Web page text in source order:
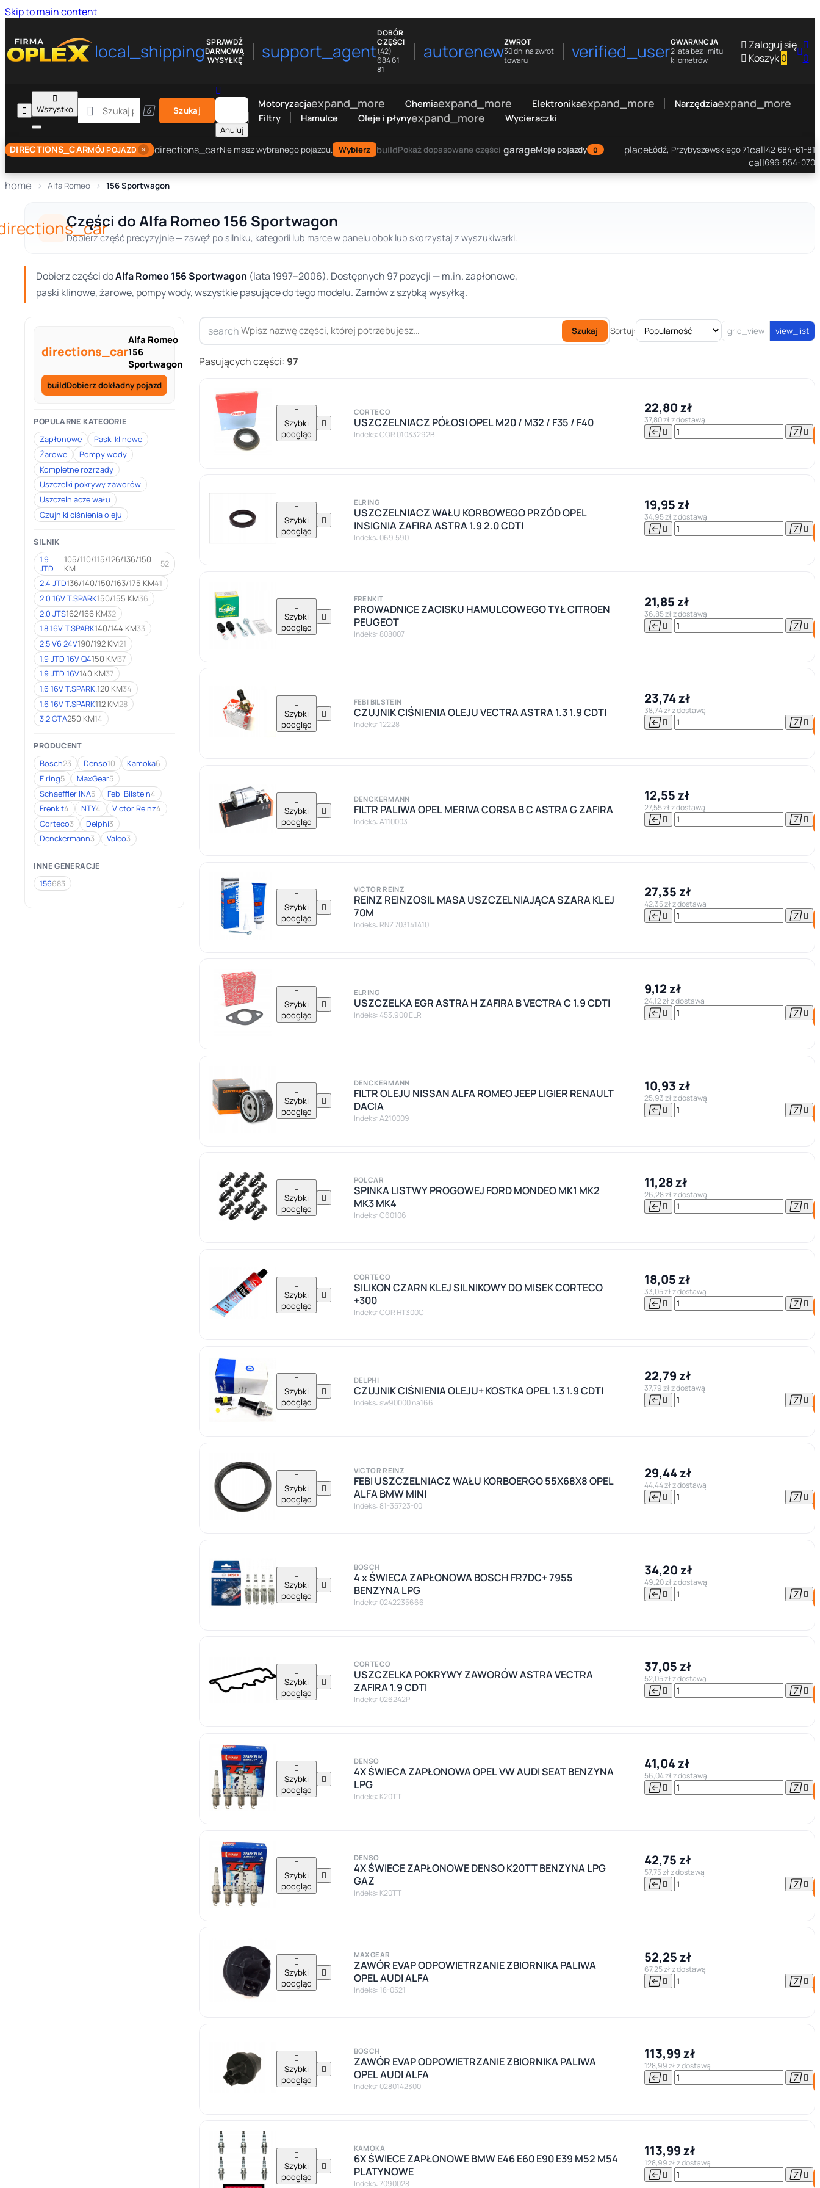
Skip to main content
local_shippingSPRAWDŹ
DARMOWĄ
WYSYŁKĘ
support_agent
DOBÓR
CZĘŚCI
(42)
684 61
81
autorenewZWROT
30 dni na zwrot
towaru
verified_userGWARANCJA
2 lata bez limitu
kilometrów
 Zaloguj się
 Koszyk 0 
0


Wszystko
  Szukaj

Anuluj
Motoryzacjaexpand_more Chemiaexpand_more Elektronikaexpand_more Narzędziaexpand_more
Filtry Hamulce Oleje i płynyexpand_more Wycieraczki
DIRECTIONS_CARMÓJ POJAZD × directions_carNie masz wybranego pojazdu. Wybierz buildPokaż dopasowane części garageMoje pojazdy 0 placeŁódź, Przybyszewskiego 71call42 684-61-81
call696-554-070
home Alfa Romeo 156 Sportwagon
Części do Alfa Romeo 156 Sportwagon
Dobierz część precyzyjnie — zawęź po silniku, kategorii lub marce w panelu obok lub skorzystaj z wyszukiwarki.
Dobierz części doAlfa Romeo 156 Sportwagon (lata 1997–2006). Dostępnych 97 pozycji — m.in. zapłonowe,
paski klinowe, żarowe, pompy wody, wszystkie pasujące do tego modelu. Zamów z szybką wysyłką.
directions_car
Alfa Romeo
156
Sportwagon
buildDobierz dokładny pojazd
POPULARNE KATEGORIE
Zapłonowe
Paski klinowe
Żarowe
Pompy wody
Kompletne rozrządy
Uszczelki pokrywy zaworów
Uszczelniacze wału
Czujniki ciśnienia oleju
SILNIK
1.9
JTD
105/110/115/126/136/150
KM
52
2.4 JTD136/140/150/163/175 KM41
2.0 16V T.SPARK150/155 KM36
2.0 JTS162/166 KM32
1.8 16V T.SPARK140/144 KM33
2.5 V6 24V190/192 KM21
1.9 JTD 16V Q4150 KM37
1.9 JTD 16V140 KM37
1.6 16V T.SPARK.120 KM34
1.6 16V T.SPARK112 KM28
3.2 GTA250 KM14
PRODUCENT
Bosch23 Denso10 Kamoka6
Elring5 MaxGear5
Schaeffler INA5 Febi Bilstein4
Frenkit4 NTY4 Victor Reinz4
Corteco3 Delphi3
Denckermann3 Valeo3
INNE GENERACJE
156683
search Szukaj Sortuj: grid_view view_list
Pasujących części: 97

Szybki
podgląd

CORTECO
USZCZELNIACZ PÓŁOSI OPEL M20 / M32 / F35 / F40
Indeks: COR 01033292B
22,80 zł
37,80 zł z dostawą
   

Szybki
podgląd

ELRING
USZCZELNIACZ WAŁU KORBOWEGO PRZÓD OPEL
INSIGNIA ZAFIRA ASTRA 1.9 2.0 CDTI
Indeks: 069.590
19,95 zł
34,95 zł z dostawą
   

Szybki
podgląd

FRENKIT
PROWADNICE ZACISKU HAMULCOWEGO TYŁ CITROEN
PEUGEOT
Indeks: 808007
21,85 zł
36,85 zł z dostawą
   

Szybki
podgląd

FEBI BILSTEIN
CZUJNIK CIŚNIENIA OLEJU VECTRA ASTRA 1.3 1.9 CDTI
Indeks: 12228
23,74 zł
38,74 zł z dostawą
   

Szybki
podgląd

DENCKERMANN
FILTR PALIWA OPEL MERIVA CORSA B C ASTRA G ZAFIRA
Indeks: A110003
12,55 zł
27,55 zł z dostawą
   

Szybki
podgląd

VICTOR REINZ
REINZ REINZOSIL MASA USZCZELNIAJĄCA SZARA KLEJ
70M
Indeks: RNZ 703141410
27,35 zł
42,35 zł z dostawą
   

Szybki
podgląd

ELRING
USZCZELKA EGR ASTRA H ZAFIRA B VECTRA C 1.9 CDTI
Indeks: 453.900 ELR
9,12 zł
24,12 zł z dostawą
   

Szybki
podgląd

DENCKERMANN
FILTR OLEJU NISSAN ALFA ROMEO JEEP LIGIER RENAULT
DACIA
Indeks: A210009
10,93 zł
25,93 zł z dostawą
   

Szybki
podgląd

POLCAR
SPINKA LISTWY PROGOWEJ FORD MONDEO MK1 MK2
MK3 MK4
Indeks: C60106
11,28 zł
26,28 zł z dostawą
   

Szybki
podgląd

CORTECO
SILIKON CZARN KLEJ SILNIKOWY DO MISEK CORTECO
+300
Indeks: COR HT300C
18,05 zł
33,05 zł z dostawą
   

Szybki
podgląd

DELPHI
CZUJNIK CIŚNIENIA OLEJU+ KOSTKA OPEL 1.3 1.9 CDTI
Indeks: sw90000 na166
22,79 zł
37,79 zł z dostawą
   

Szybki
podgląd

VICTOR REINZ
FEBI USZCZELNIACZ WAŁU KORBOERGO 55X68X8 OPEL
ALFA BMW MINI
Indeks: 81-35723-00
29,44 zł
44,44 zł z dostawą
   

Szybki
podgląd

BOSCH
4 x ŚWIECA ZAPŁONOWA BOSCH FR7DC+ 7955
BENZYNA LPG
Indeks: 0242235666
34,20 zł
49,20 zł z dostawą
   

Szybki
podgląd

CORTECO
USZCZELKA POKRYWY ZAWORÓW ASTRA VECTRA
ZAFIRA 1.9 CDTI
Indeks: 026242P
37,05 zł
52,05 zł z dostawą
   

Szybki
podgląd

DENSO
4X ŚWIECA ZAPŁONOWA OPEL VW AUDI SEAT BENZYNA
LPG
Indeks: K20TT
41,04 zł
56,04 zł z dostawą
   

Szybki
podgląd

DENSO
4X ŚWIECE ZAPŁONOWE DENSO K20TT BENZYNA LPG
GAZ
Indeks: K20TT
42,75 zł
57,75 zł z dostawą
   

Szybki
podgląd

MAXGEAR
ZAWÓR EVAP ODPOWIETRZANIE ZBIORNIKA PALIWA
OPEL AUDI ALFA
Indeks: 18-0521
52,25 zł
67,25 zł z dostawą
   

Szybki
podgląd

BOSCH
ZAWÓR EVAP ODPOWIETRZANIE ZBIORNIKA PALIWA
OPEL AUDI ALFA
Indeks: 0280142300
113,99 zł
128,99 zł z dostawą
   

Szybki
podgląd

KAMOKA
6X ŚWIECE ZAPŁONOWE BMW E46 E60 E90 E39 M52 M54
PLATYNOWE
Indeks: 7090028
113,99 zł
128,99 zł z dostawą
   